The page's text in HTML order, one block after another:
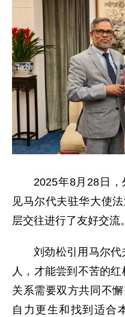
2025年8月28日
见马尔代夫驻华大使
层交往进行了友好交流。
刘劲松引用马尔代
人，才能尝到不苦的
关系需要双方共同不
自力更生和找到适合